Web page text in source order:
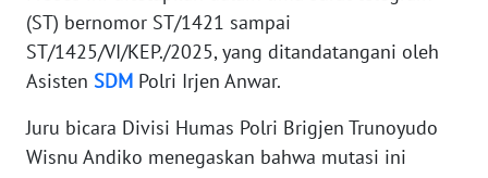
(ST) bernomor ST/1421 sampai
ST/1425/VI/KEP./2025, yang ditandatangani oleh
Asisten SDM Polri Irjen Anwar.
Juru bicara Divisi Humas Polri Brigjen Trunoyudo
Wisnu Andiko menegaskan bahwa mutasi ini
KARIR
Wahana